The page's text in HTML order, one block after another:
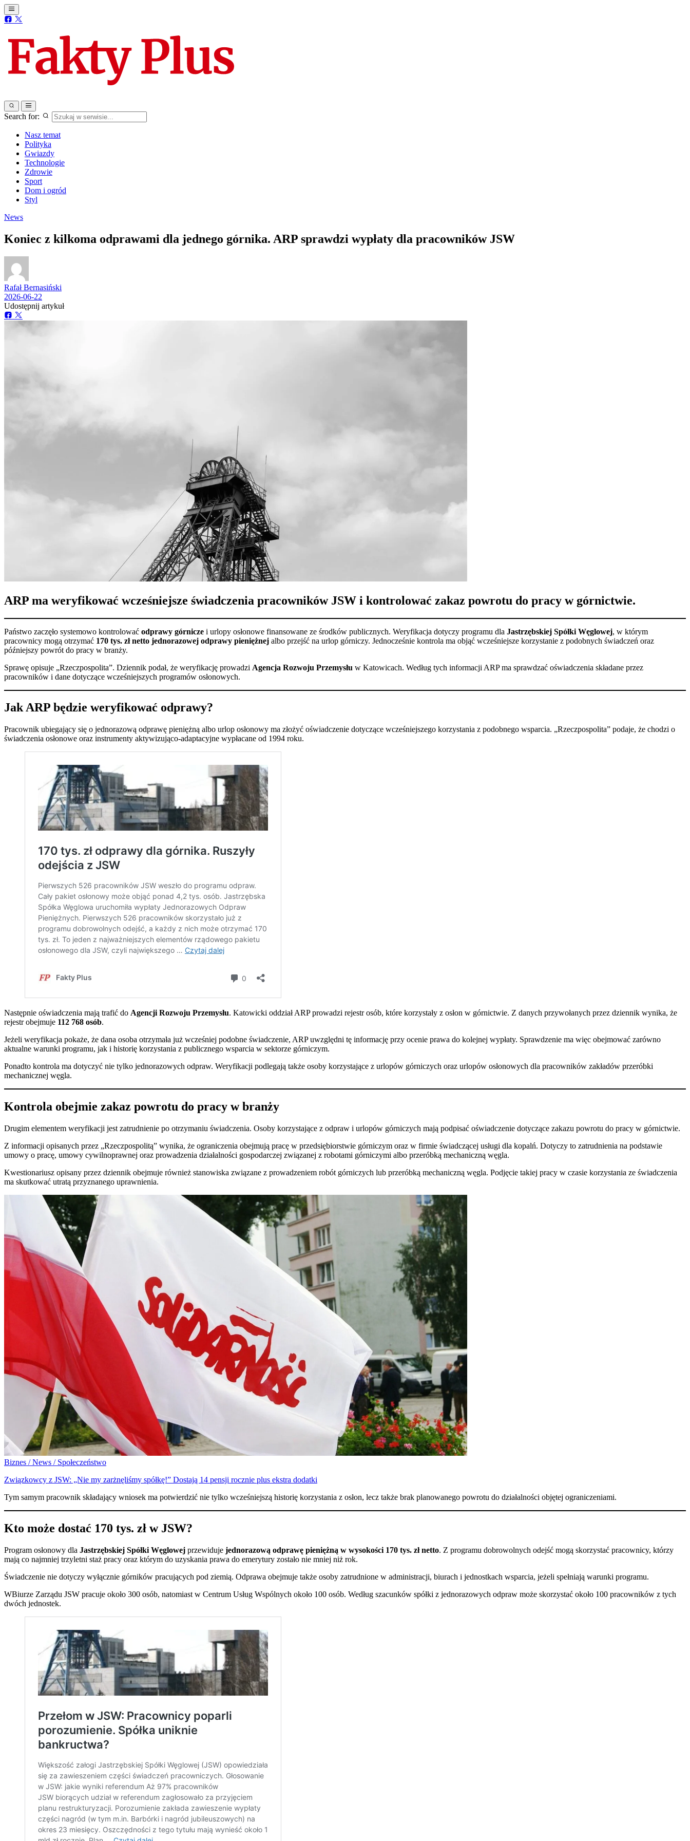
Search for:
Nasz temat
Polityka
Gwiazdy
Technologie
Zdrowie
Sport
Dom i ogród
Styl
News
Koniec z kilkoma odprawami dla jednego górnika. ARP sprawdzi wypłaty dla pracowników JSW
Rafał Bernasiński
2026-06-22
Udostępnij artykuł
ARP ma weryfikować wcześniejsze świadczenia pracowników JSW i kontrolować zakaz powrotu do pracy w górnictwie.
Państwo zaczęło systemowo kontrolować odprawy górnicze i urlopy osłonowe finansowane ze środków publicznych. Weryfikacja dotyczy programu dla Jastrzębskiej Spółki Węglowej, w którym
pracownicy mogą otrzymać 170 tys. zł netto jednorazowej odprawy pieniężnej albo przejść na urlop górniczy. Jednocześnie kontrola ma objąć wcześniejsze korzystanie z podobnych świadczeń oraz
późniejszy powrót do pracy w branży.
Sprawę opisuje „Rzeczpospolita”. Dziennik podał, że weryfikację prowadzi Agencja Rozwoju Przemysłu w Katowicach. Według tych informacji ARP ma sprawdzać oświadczenia składane przez
pracowników i dane dotyczące wcześniejszych programów osłonowych.
Jak ARP będzie weryfikować odprawy?
Pracownik ubiegający się o jednorazową odprawę pieniężną albo urlop osłonowy ma złożyć oświadczenie dotyczące wcześniejszego korzystania z podobnego wsparcia. „Rzeczpospolita” podaje, że chodzi o
świadczenia osłonowe oraz instrumenty aktywizująco-adaptacyjne wypłacane od 1994 roku.
Następnie oświadczenia mają trafić do Agencji Rozwoju Przemysłu. Katowicki oddział ARP prowadzi rejestr osób, które korzystały z osłon w górnictwie. Z danych przywołanych przez dziennik wynika, że
rejestr obejmuje 112 768 osób.
Jeżeli weryfikacja pokaże, że dana osoba otrzymała już wcześniej podobne świadczenie, ARP uwzględni tę informację przy ocenie prawa do kolejnej wypłaty. Sprawdzenie ma więc obejmować zarówno
aktualne warunki programu, jak i historię korzystania z publicznego wsparcia w sektorze górniczym.
Ponadto kontrola ma dotyczyć nie tylko jednorazowych odpraw. Weryfikacji podlegają także osoby korzystające z urlopów górniczych oraz urlopów osłonowych dla pracowników zakładów przeróbki
mechanicznej węgla.
Kontrola obejmie zakaz powrotu do pracy w branży
Drugim elementem weryfikacji jest zatrudnienie po otrzymaniu świadczenia. Osoby korzystające z odpraw i urlopów górniczych mają podpisać oświadczenie dotyczące zakazu powrotu do pracy w górnictwie.
Z informacji opisanych przez „Rzeczpospolitą” wynika, że ograniczenia obejmują pracę w przedsiębiorstwie górniczym oraz w firmie świadczącej usługi dla kopalń. Dotyczy to zatrudnienia na podstawie
umowy o pracę, umowy cywilnoprawnej oraz prowadzenia działalności gospodarczej związanej z robotami górniczymi albo przeróbką mechaniczną węgla.
Kwestionariusz opisany przez dziennik obejmuje również stanowiska związane z prowadzeniem robót górniczych lub przeróbką mechaniczną węgla. Podjęcie takiej pracy w czasie korzystania ze świadczenia
ma skutkować utratą przyznanego uprawnienia.
Biznes / News / Społeczeństwo
Związkowcy z JSW: „Nie my zarżnęliśmy spółkę!” Dostają 14 pensji rocznie plus ekstra dodatki
Tym samym pracownik składający wniosek ma potwierdzić nie tylko wcześniejszą historię korzystania z osłon, lecz także brak planowanego powrotu do działalności objętej ograniczeniami.
Kto może dostać 170 tys. zł w JSW?
Program osłonowy dla Jastrzębskiej Spółki Węglowej przewiduje jednorazową odprawę pieniężną w wysokości 170 tys. zł netto. Z programu dobrowolnych odejść mogą skorzystać pracownicy, którzy
mają co najmniej trzyletni staż pracy oraz którym do uzyskania prawa do emerytury zostało nie mniej niż rok.
Świadczenie nie dotyczy wyłącznie górników pracujących pod ziemią. Odprawa obejmuje także osoby zatrudnione w administracji, biurach i jednostkach wsparcia, jeżeli spełniają warunki programu.
WBiurze Zarządu JSW pracuje około 300 osób, natomiast w Centrum Usług Wspólnych około 100 osób. Według szacunków spółki z jednorazowych odpraw może skorzystać około 100 pracowników z tych
dwóch jednostek.